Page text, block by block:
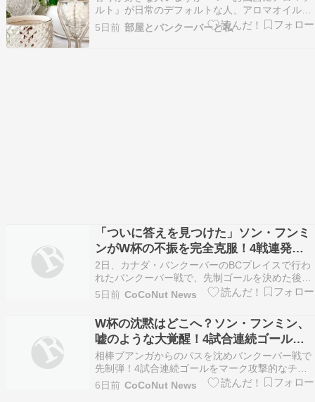
ルト』が日常のデフォルトな人、アロマオイル何
十本も持っている人、御香を焚く習慣のある人、
いますかしら。。精油、お香以外に香水も好き
5日前 部屋とバンクーバーと私
「ついに答えを見つけた」ソン・フンミ
ンがW杯の不振を完全克服！4戦連発の
猛活躍にMLSも称賛の嵐
2日、カナダ・バンクーバーのBCプレイスで行わ
れたバンクーバー戦で、先制ゴールを決めた後に
「チャルカク（カメラ）」パフォーマンスを披露
するソン・フンミン。AP連合ニュース 「ついに
答えを見つけた。」 ソン・フンミン（34 […]
5日前 CoCoNut News
W杯の沈黙はどこへ？ソン・フンミン、
嘘のような大覚醒！4試合連続ゴールで
示す「真のキラー本能」
相棒ブアンガからのパスを沈めバンクーバー戦で
先制弾！4試合連続ゴールをマーク攻撃的なチー
ム戦術へのシフトが功を奏し沈黙を破ったエース
の”キラー本能”が完全復活 2026年北中米ワールド
6日前 CoCoNut News